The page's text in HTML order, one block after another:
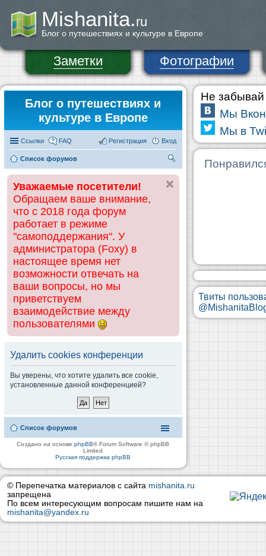
Mishanita.ru
Блог о путешествиях и культуре в Европе
Заметки Фотографии
Блог о путешествиях и
культуре в Европе
Ссылки FAQ Вход
Регистрация
Список форумов
ск
Уважаемые посетители!
Обращаем ваше внимание,
что с 2018 года форум
работает в режиме
"самоподдержания". У
администратора (Foxy) в
настоящее время нет
возможности отвечать на
ваши вопросы, но мы
приветствуем
взаимодействие между
пользователями
Удалить cookies конференции
Вы уверены, что хотите удалить все cookie,
установленные данной конференцией?
Список форумов
Создано на основеphpBB® Forum Software © phpBB
Limited
Русская поддержка phpBB
Не забывай
Мы
Мы в
Твиты
© Перепечатка материалов с сайта mishanita.ru
запрещена
По всем интересующим вопросам пишите нам на
mishanita@yandex.ru